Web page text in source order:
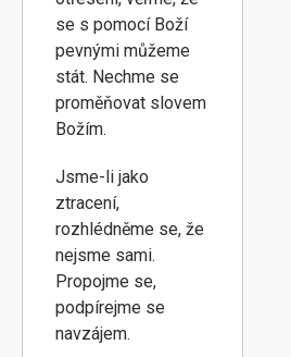
se s pomocí Boží
pevnými můžeme
stát. Nechme se
proměňovat slovem
Božím.
Jsme-li jako
ztracení,
rozhlédněme se, že
nejsme sami.
Propojme se,
podpírejme se
navzájem.